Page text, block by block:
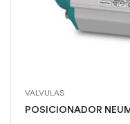
VALVULAS
POSICIONADOR